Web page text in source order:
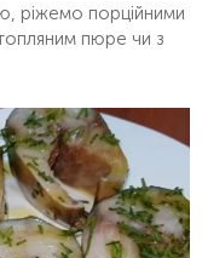
ріжемо порційними
пюре чи з